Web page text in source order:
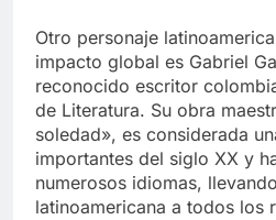
Otro personaje
impacto global es Gabriel
reconocido escritor
de Literatura. Su obra
soledad», es considerada
importantes del siglo XX y
numerosos idiomas,
latinoamericana a todos los